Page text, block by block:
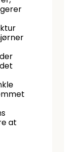
at